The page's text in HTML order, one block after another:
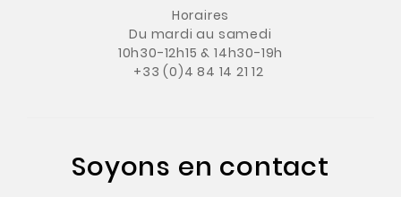
Horaires
Du mardi au samedi
10h30-12h15 & 14h30-19h
+33 (0)4 84 14 21 12
Soyons en contact